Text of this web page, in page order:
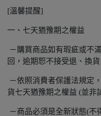
[溫馨提醒]
一、七天猶豫期之權益
－購買商品如有瑕疵或不
回，逾期恕不接受退、換貨
－依照消費者保護法規定
貨七天猶豫期之權益 (並非
－商品必須是全新狀態(不